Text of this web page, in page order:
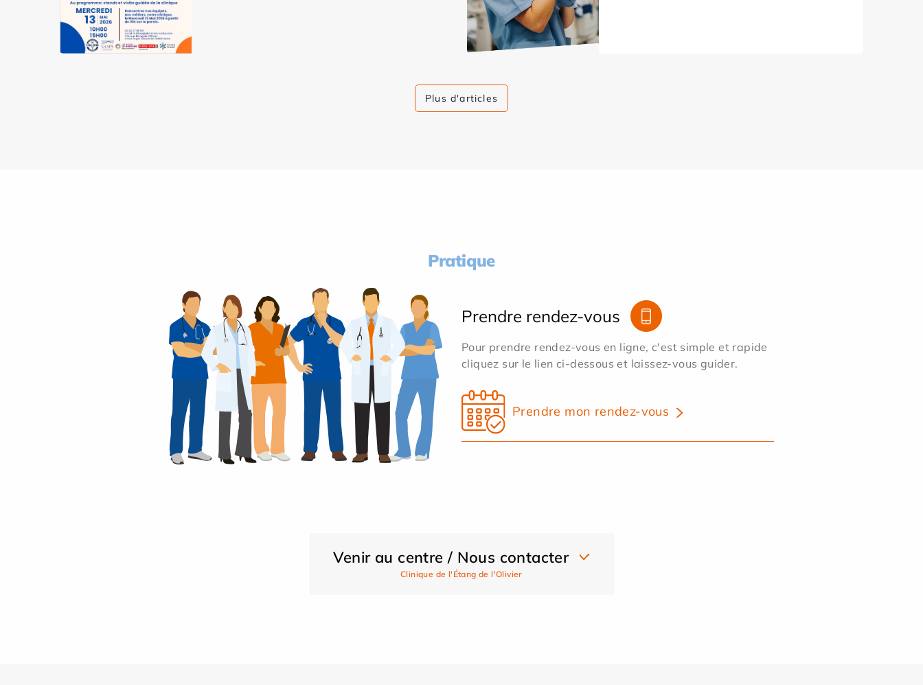
Plus d'articles
Pratique
Prendre rendez-vous
Pour prendre rendez-vous en ligne, c'est simple et rapide
cliquez sur le lien ci-dessous et laissez-vous guider.
Prendre mon rendez-vous
Venir au centre / Nous contacter
Clinique de l'Étang de l'Olivier